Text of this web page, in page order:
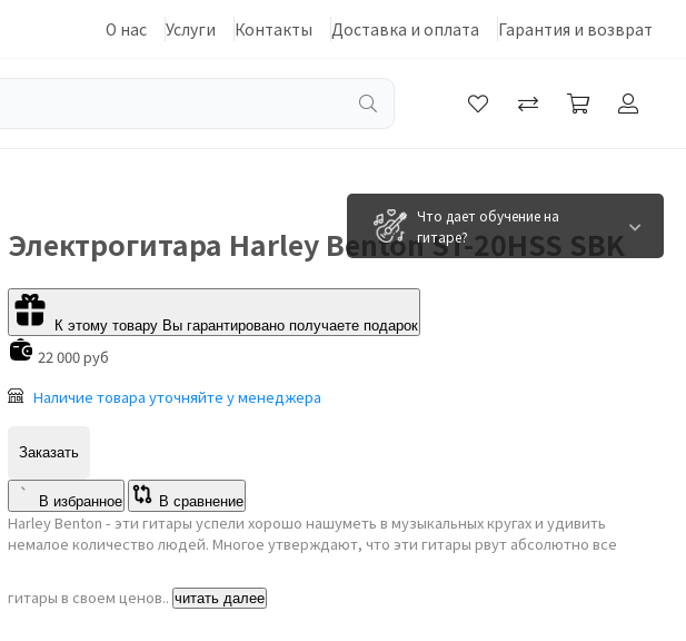
О нас Услуги Контакты Доставка и оплата Гарантия и возврат
Что дает обучение на
гитаре?
Электрогитара Harley Benton ST-20HSS SBK
К этому товару Вы гарантировано получаете подарок
22 000 руб
Наличие товара уточняйте у менеджера
Заказать
В избранное В сравнение
Harley Benton - эти гитары успели хорошо нашуметь в музыкальных кругах и удивить
немалое количество людей. Многое утверждают, что эти гитары рвут абсолютно все
гитары в своем ценов.. читать далее